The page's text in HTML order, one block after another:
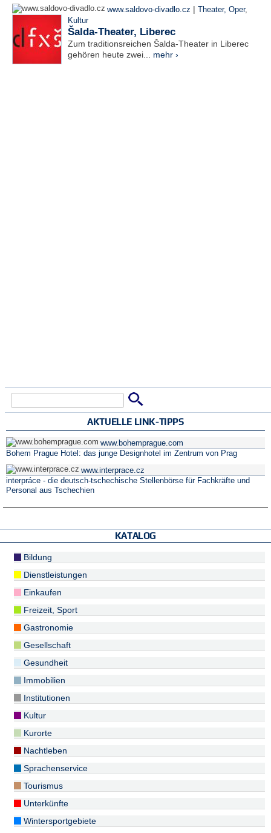
www.saldovo-divadlo.cz | Theater, Oper,
Kultur
Šalda-Theater, Liberec
Zum traditionsreichen Šalda-Theater in Liberec
gehören heute zwei... mehr ›
AKTUELLE LINK-TIPPS
www.bohemprague.com
Bohem Prague Hotel: das junge Designhotel im Zentrum von Prag
www.interprace.cz
interpráce - die deutsch-tschechische Stellenbörse für Fachkräfte und
Personal aus Tschechien
KATALOG
Bildung
Dienstleistungen
Einkaufen
Freizeit, Sport
Gastronomie
Gesellschaft
Gesundheit
Immobilien
Institutionen
Kultur
Kurorte
Nachtleben
Sprachenservice
Tourismus
Unterkünfte
Wintersportgebiete